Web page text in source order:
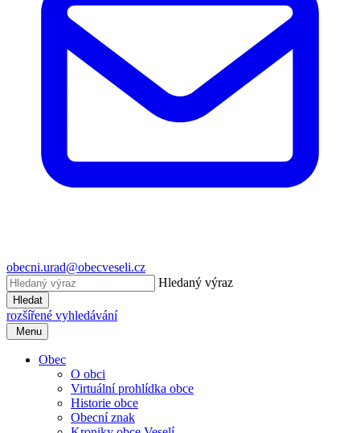
obecni.urad@obecveseli.cz
Hledaný výraz
Hledat
rozšířené vyhledávání
Menu
Obec
O obci
Virtuální prohlídka obce
Historie obce
Obecní znak